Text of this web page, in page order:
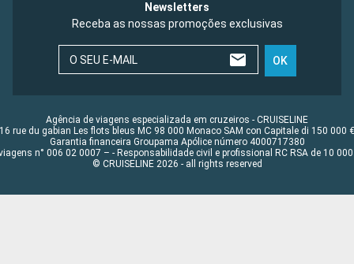
Newsletters
Receba as nossas promoções exclusivas
O SEU E-MAIL OK
Agência de viagens especializada em cruzeiros - CRUISELINE
16 rue du gabian Les flots bleus MC 98 000 Monaco SAM con Capitale di 150 000 €
Garantia financeira Groupama Apólice número 4000717380
n° 006 02 0007 – - Responsabilidade civil e profissional RC RSA de 10 000
© CRUISELINE 2026 - all rights reserved